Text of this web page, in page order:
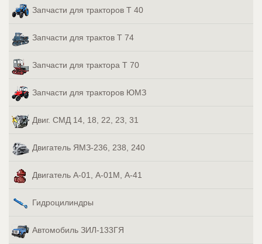
Запчасти для тракторов Т 40
Запчасти для трактов Т 74
Запчасти для трактора Т 70
Запчасти для тракторов ЮМЗ
Двиг. СМД 14, 18, 22, 23, 31
Двигатель ЯМЗ-236, 238, 240
Двигатель А-01, А-01М, А-41
Гидроцилиндры
Автомобиль ЗИЛ-133ГЯ